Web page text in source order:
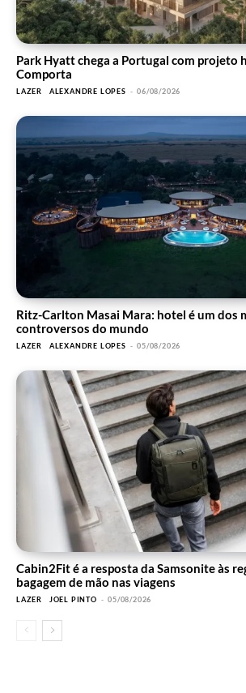
Park Hyatt chega a Portugal com projeto
Comporta
LAZER ALEXANDRE LOPES - 06/08/2026
Ritz-Carlton Masai Mara: hotel é um dos
controversos do mundo
LAZER ALEXANDRE LOPES - 05/08/2026
Cabin2Fit é a resposta da Samsonite às
bagagem de mão nas viagens
LAZER JOEL PINTO - 05/08/2026